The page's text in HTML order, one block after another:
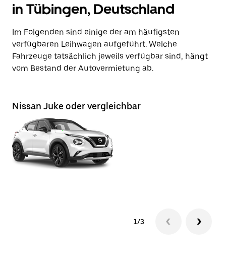
in Tübingen, Deutschland
Im Folgenden sind einige der am häufigsten
verfügbaren Leihwagen aufgeführt. Welche
Fahrzeuge tatsächlich jeweils verfügbar sind, hängt
vom Bestand der Autovermietung ab.
Nissan Juke oder vergleichbar
1/3